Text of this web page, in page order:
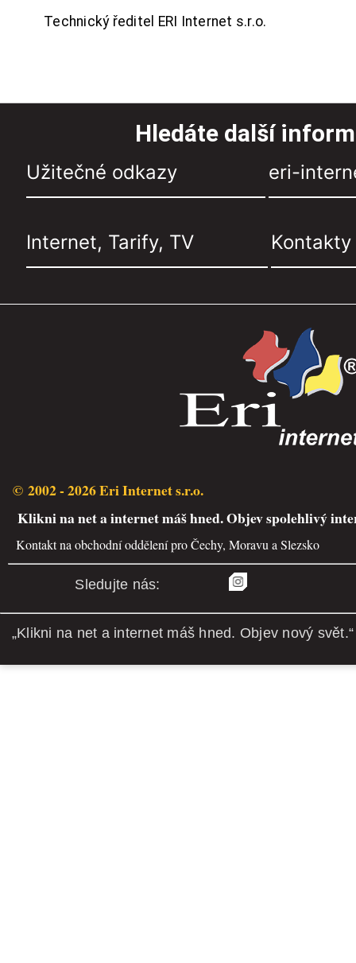
Technický ředitel ERI Internet s.r.o.
Hledáte další
Užitečné odkazy eri-
Internet, Tarify, TV Kontakty
© 2002 - 2026 Eri Internet s.r.o.
Klikni na net a internet máš hned. Objev spolehlivý
Kontakt na obchodní oddělení pro Čechy, Moravu a Slezsko
Sledujte nás:
„Klikni na net a internet máš hned. Objev nový svět.“